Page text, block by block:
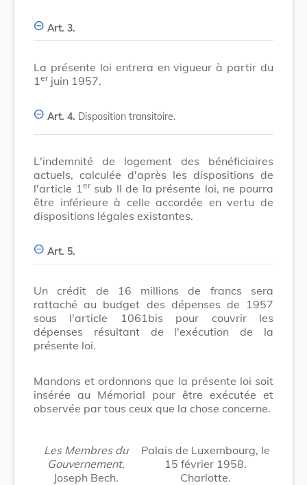
Art. 3.
La présente loi entrera en vigueur à partir du
1 erjuin 1957.
Art. 4. Disposition transitoire.
L'indemnité de logement des bénéficiaires
actuels, calculée d'après les dispositions de
l'article 1 ersub II de la présente loi, ne pourra
être inférieure à celle accordée en vertu de
dispositions légales existantes.
Art. 5.
Un crédit de 16 millions de francs sera
rattaché au budget des dépenses de 1957
sous l'article 1061bis pour couvrir les
dépenses résultant de l'exécution de la
présente loi.
Mandons et ordonnons que la présente loi soit
insérée au Mémorial pour être exécutée et
observée par tous ceux que la chose concerne.
Les Membres du
Gouvernement,
Joseph Bech.
Palais de Luxembourg, le
15 février 1958.
Charlotte.